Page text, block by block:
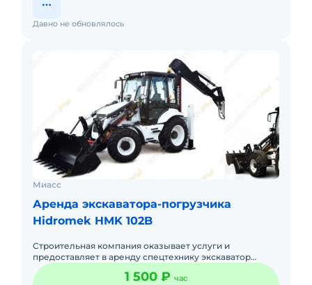
Давно не обновлялось
Миасс
Аренда экскаватора-погрузчика
Hidromek HMK 102B
Строительная компания оказывает услуги и
предоставляет в аренду спецтехнику экскаватор
погрузчик Hidromek 102 (аналог JCB 3CX Contractor,
Terex 860/880 Elite) я
1 500 ₽ час